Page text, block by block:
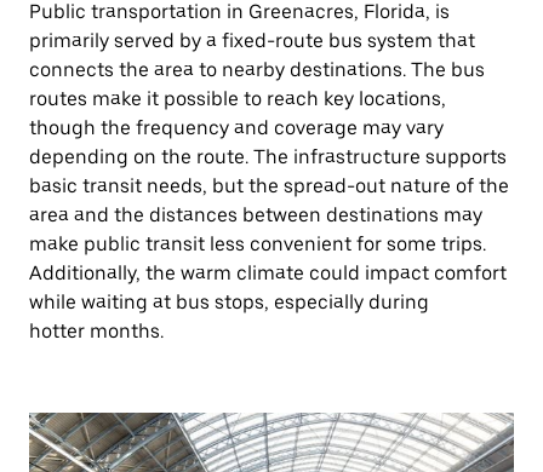
Public transportation in Greenacres, Florida, is
primarily served by a fixed-route bus system that
connects the area to nearby destinations. The bus
routes make it possible to reach key locations,
though the frequency and coverage may vary
depending on the route. The infrastructure supports
basic transit needs, but the spread-out nature of the
area and the distances between destinations may
make public transit less convenient for some trips.
Additionally, the warm climate could impact comfort
while waiting at bus stops, especially during
hotter months.